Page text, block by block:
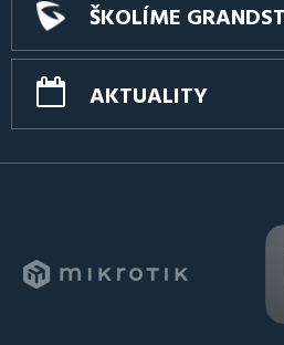
ŠKOLÍME
AKTUALITY